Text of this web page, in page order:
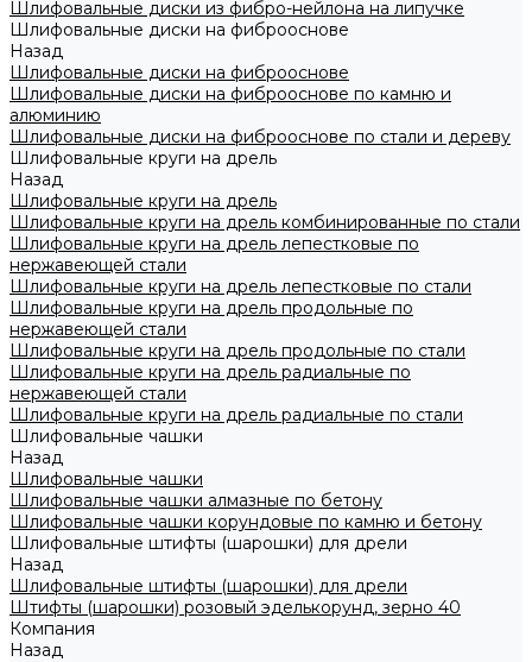
Шлифовальные диски из фибро-нейлона на липучке
Шлифовальные диски на фиброоснове
Назад
Шлифовальные диски на фиброоснове
Шлифовальные диски на фиброоснове по камню и
алюминию
Шлифовальные диски на фиброоснове по стали и дереву
Шлифовальные круги на дрель
Назад
Шлифовальные круги на дрель
Шлифовальные круги на дрель комбинированные по стали
Шлифовальные круги на дрель лепестковые по
нержавеющей стали
Шлифовальные круги на дрель лепестковые по стали
Шлифовальные круги на дрель продольные по
нержавеющей стали
Шлифовальные круги на дрель продольные по стали
Шлифовальные круги на дрель радиальные по
нержавеющей стали
Шлифовальные круги на дрель радиальные по стали
Шлифовальные чашки
Назад
Шлифовальные чашки
Шлифовальные чашки алмазные по бетону
Шлифовальные чашки корундовые по камню и бетону
Шлифовальные штифты (шарошки) для дрели
Назад
Шлифовальные штифты (шарошки) для дрели
Штифты (шарошки) розовый эделькорунд, зерно 40
Компания
Назад